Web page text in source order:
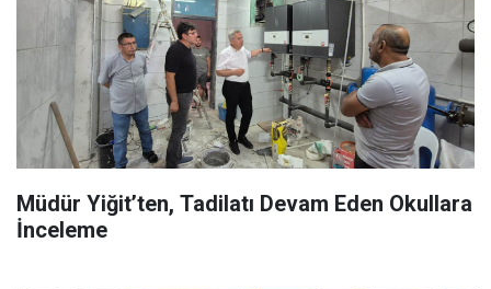
Müdür Yiğit’ten, Tadilatı Devam Eden Okullara
İnceleme